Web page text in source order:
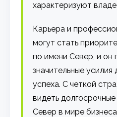
характеризуют
Карьера и
могут стать
по имени Север, и он
значительные
успеха. С четкой
видеть
Север в мире